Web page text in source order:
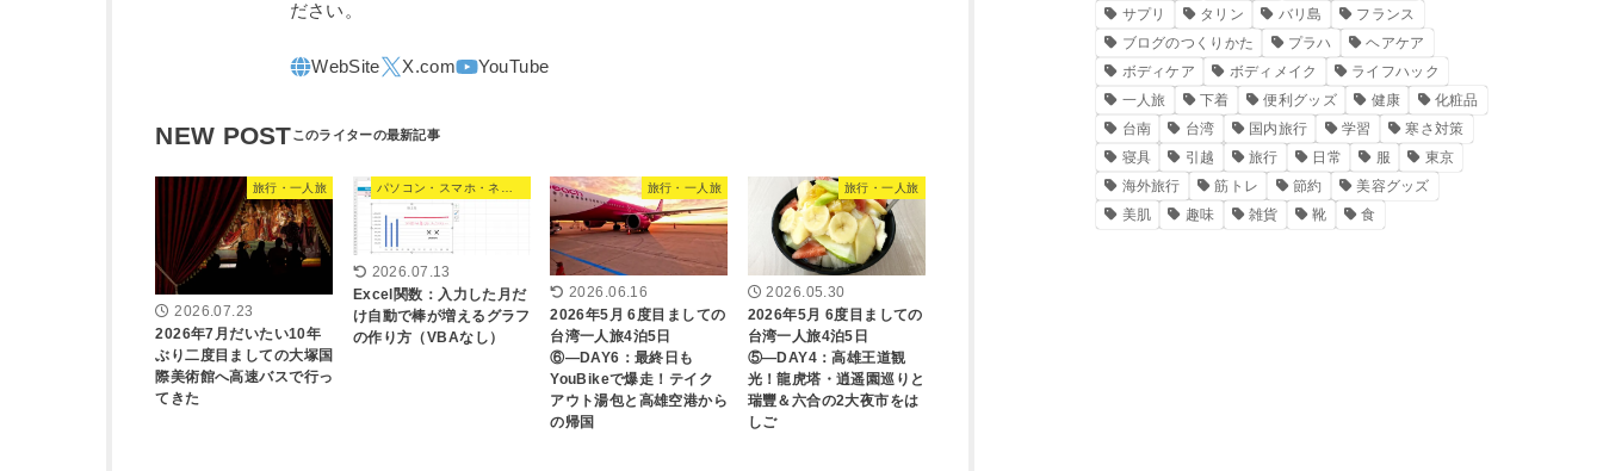
ださい。
NEW POST
旅行・一人旅
2026.07.23
2026年7月だいたい10年
ぶり二度目ましての大塚国
際美術館へ高速バスで行っ
てきた
2026.07.13
Excel関数：入力した月だ
け自動で棒が増えるグラフ
の作り方（VBAなし）
旅行・一人旅
2026.06.16
2026年5月 6度目ましての
台湾一人旅4泊5日
⑥―DAY6：最終日も
YouBikeで爆走！テイク
アウト湯包と高雄空港から
の帰国
旅行・一人旅
2026.05.30
2026年5月 6度目ましての
台湾一人旅4泊5日
⑤―DAY4：高雄王道観
光！龍虎塔・逍遥園巡りと
瑞豐＆六合の2大夜市をは
しご
サプリ
タリン バリ島
フランス
ブログのつくりかた
プラハ
ヘアケア
ボディケア
ボディメイク
ライフハック
一人旅
下着 便利グッズ 健康
化粧品
台南
台湾 国内旅行 学習
寒さ対策
寝具
引越 旅行 日常 服
東京
海外旅行
筋トレ 節約
美容グッズ
美肌
趣味 雑貨 靴 食